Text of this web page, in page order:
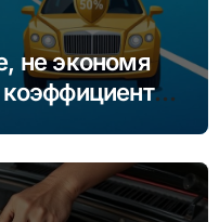
не экономя
цены